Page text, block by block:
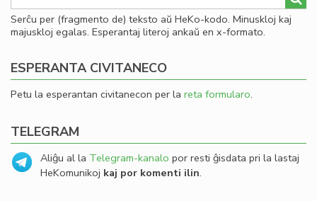
Serĉu per (fragmento de) teksto aŭ HeKo-kodo. Minuskloj kaj
majuskloj egalas. Esperantaj literoj ankaŭ en x-formato.
ESPERANTA CIVITANECO
Petu la esperantan civitanecon per la reta formularo.
TELEGRAM
Aliĝu al la Telegram-kanalo por resti ĝisdata pri la lastaj
HeKomunikoj kaj por komenti ilin.